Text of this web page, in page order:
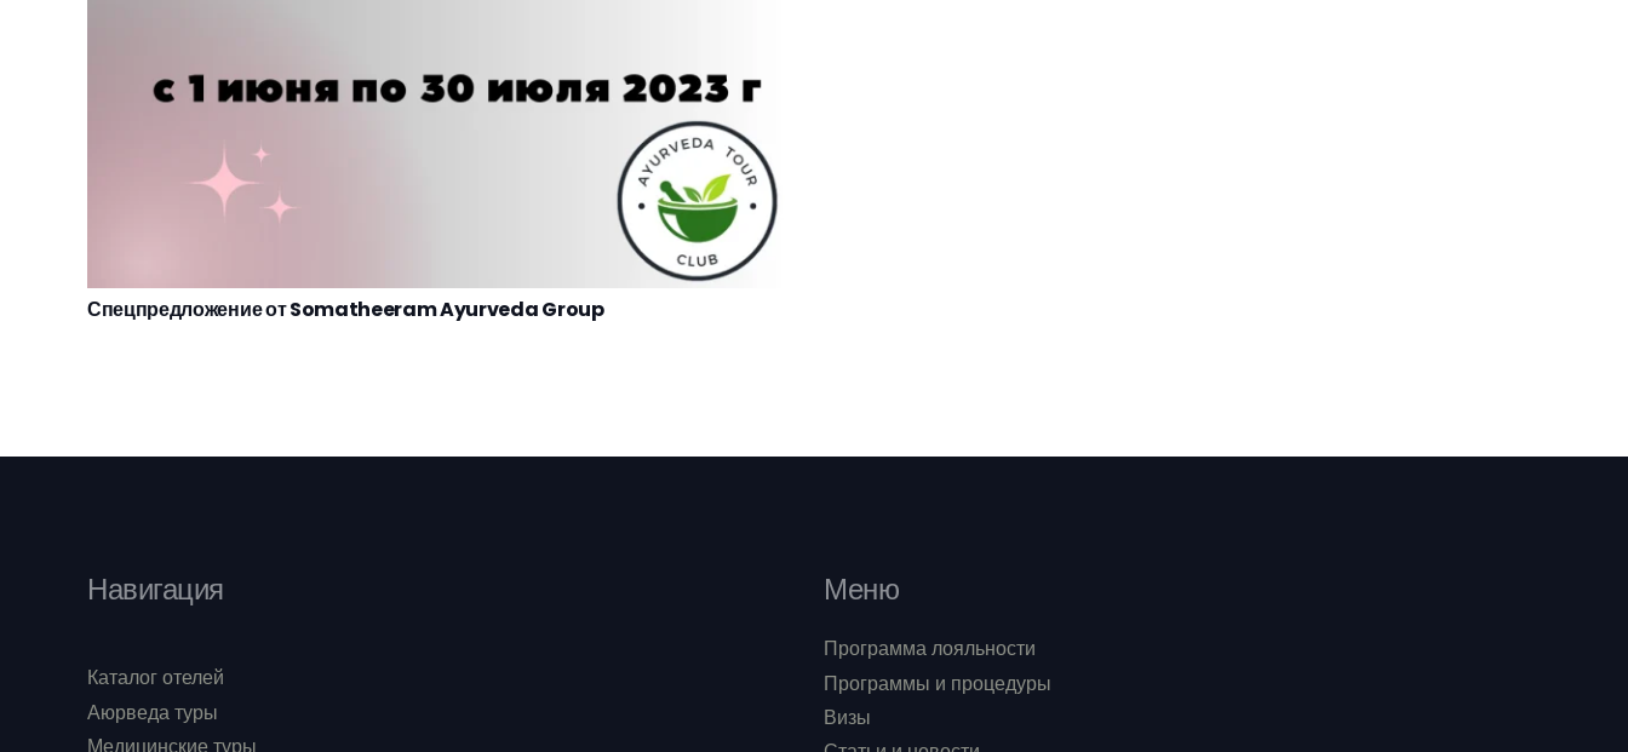
Спецпредложение от Somatheeram Ayurveda Group
Навигация
Каталог отелей
Аюрведа туры
Меню
Программа лояльности
Программы и процедуры
Визы